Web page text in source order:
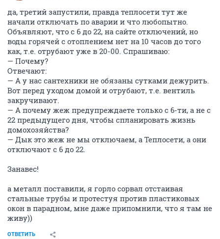
да, третий запустили, правда теплосети тут же
начали отключать по аварии и что любопытно.
Объявляют, что с 6 до 22, на сайте отключений, но
воды горячей с отоплением нет на 10 часов до того
как, т.е. отрубают уже в 20-00. Спрашиваю:
— Почему?
Отвечают:
— А у нас сантехники не обязаны сутками дежурить.
Вот перед уходом домой и отрубают, т.е. вентиль
закручивают.
— А почему жеж предупреждаете только с 6-ти, а не с
22 предыдущего дня, чтобы спланировать жизнь
домохозяйства?
— Дык это жеж не мы отключаем, а Теплосети, а они
отключают с 6 до 22.
Занавес!
а металл поставили, я горло сорвал отстаивая
стальные трубы и протестуя против пластиковых
окон в парадном, мне даже припомнили, что я там не
живу))
ОТВЕТИТЬ